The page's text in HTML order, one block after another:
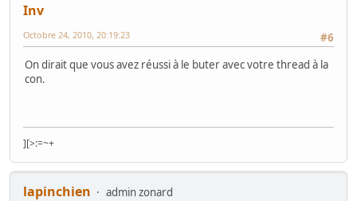
Inv
#6
Octobre 24, 2010, 20:19:23
On dirait que vous avez réussi à le buter avec votre thread à la
con.
][>:=~+
lapinchien
admin zonard